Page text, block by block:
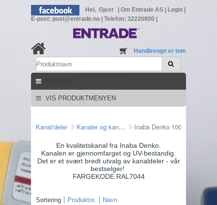
Hei, Gjest Om Entrade AS Login
E-post: post@entrade.no
Telefon: 32220800
Handlevogn er tom
VIS PRODUKTMENYEN
Kanal/deler Kanaler og kanaldeler Inaba Denko 100mm Ivory
En kvalitetskanal fra Inaba Denko.
Kanalen er gjennomfarget og UV-bestandig.
Det er et svært bredt utvalg av kanaldeler - vår
bestselger!
FARGEKODE RAL7044
Sortering Produktnr. Navn